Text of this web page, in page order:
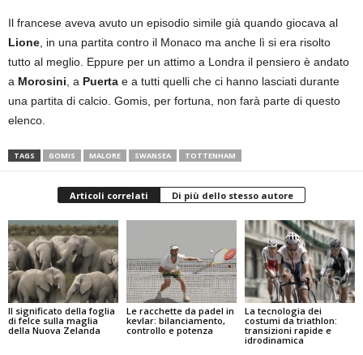
Il francese aveva avuto un episodio simile già quando giocava al
Lione, in una partita contro il Monaco ma anche lì si era risolto
tutto al meglio. Eppure per un attimo a Londra il pensiero è andato
a Morosini, a Puerta e a tutti quelli che ci hanno lasciati durante
una partita di calcio. Gomis, per fortuna, non farà parte di questo
elenco.
TAGS GOMIS MALORE SWANSEA TOTTENHAM
Articoli correlati Di più dello stesso autore
Il significato della foglia
di felce sulla maglia
della Nuova Zelanda
Le racchette da padel in
kevlar: bilanciamento,
controllo e potenza
La tecnologia dei
costumi da triathlon:
transizioni rapide e
idrodinamica